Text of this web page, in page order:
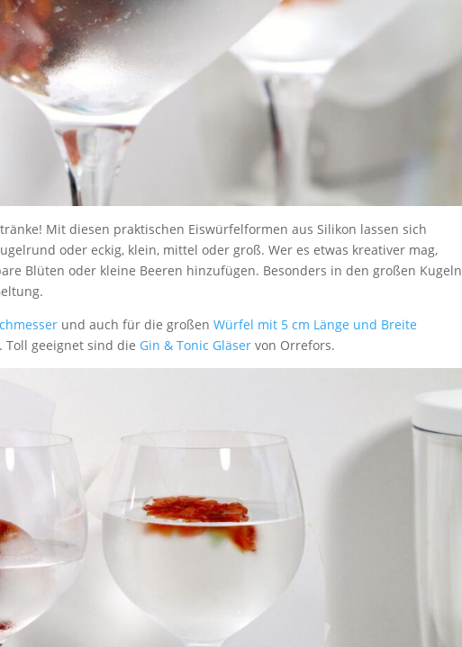
Mit diesen praktischen Eiswürfelformen aus Silikon lassen sich
oder eckig, klein, mittel oder groß. Wer es etwas kreativer mag,
Blüten oder kleine Beeren hinzufügen. Besonders in den großen Kugeln
und auch für die großenWürfel mit 5 cm Länge und Breite
geeignet sind die Gin & Tonic Gläser von Orrefors.